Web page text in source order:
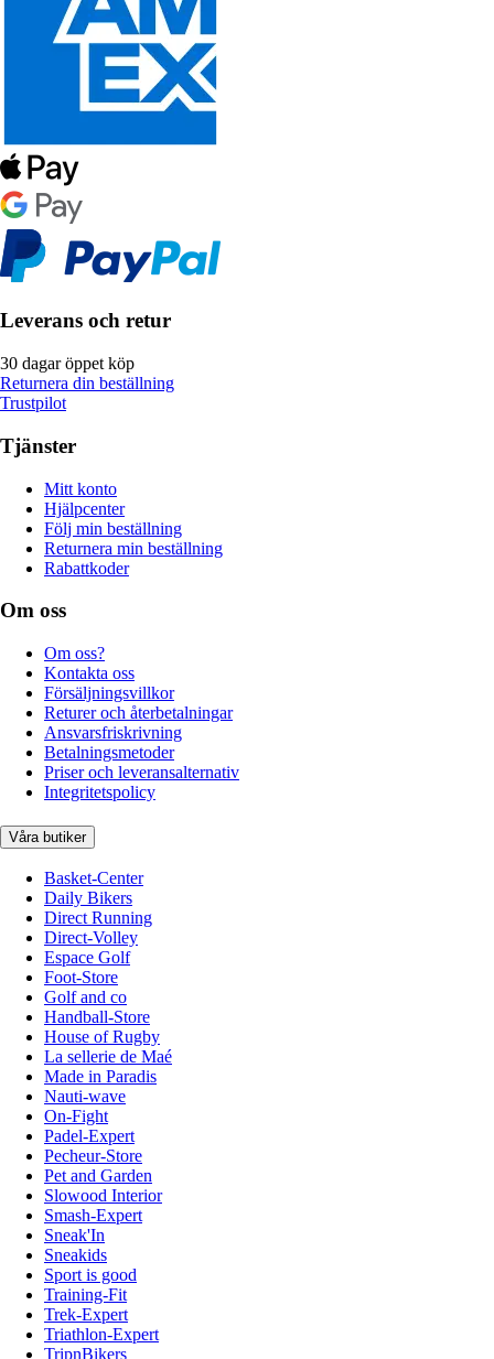
Leverans och retur
30 dagar öppet köp
Returnera din beställning
Trustpilot
Tjänster
Mitt konto
Hjälpcenter
Följ min beställning
Returnera min beställning
Rabattkoder
Om oss
Om oss?
Kontakta oss
Försäljningsvillkor
Returer och återbetalningar
Ansvarsfriskrivning
Betalningsmetoder
Priser och leveransalternativ
Integritetspolicy
Våra butiker
Basket-Center
Daily Bikers
Direct Running
Direct-Volley
Espace Golf
Foot-Store
Golf and co
Handball-Store
House of Rugby
La sellerie de Maé
Made in Paradis
Nauti-wave
On-Fight
Padel-Expert
Pecheur-Store
Pet and Garden
Slowood Interior
Smash-Expert
Sneak'In
Sneakids
Sport is good
Training-Fit
Trek-Expert
Triathlon-Expert
TripnBikers